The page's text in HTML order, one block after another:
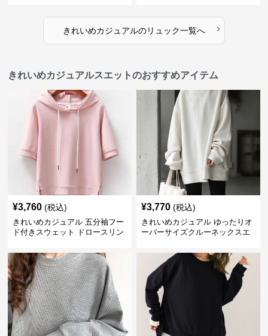
きれいめカジュアルのリュック一覧へ ›
きれいめカジュアルスエットのおすすめアイテム
¥3,760 (税込)
きれいめカジュアル 五分袖フー
ド付きスウェット ドロースリン
¥3,770 (税込)
きれいめカジュアル ゆったりオ
ーバーサイズクルーネックスエ